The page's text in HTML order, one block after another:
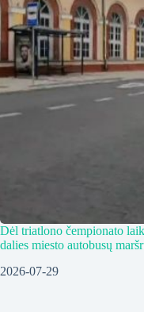
Dėl triatlono čempionato
dalies miesto autobusų
2026-07-29